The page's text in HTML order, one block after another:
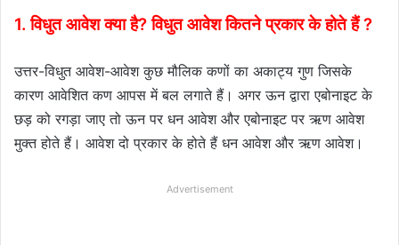
1. विधुत आवेश क्या है? विधुत आवेश कितने प्रकार के होते हैं ?
उत्तर-विधुत आवेश-आवेश कुछ मौलिक कणों का अकाट्य गुण जिसके
कारण आवेशित कण आपस में बल लगाते हैं। अगर ऊन द्वारा एबोनाइट के
छड़ को रगड़ा जाए तो ऊन पर धन आवेश और एबोनाइट पर ऋण आवेश
मुक्त होते हैं। आवेश दो प्रकार के होते हैं धन आवेश और ऋण आवेश।
Advertisement